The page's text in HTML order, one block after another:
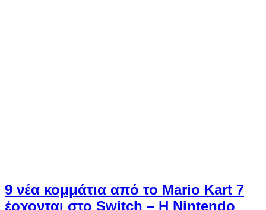
9 νέα κομμάτια από το Mario Kart 7
έρχονται στο Switch – Η Nintendo